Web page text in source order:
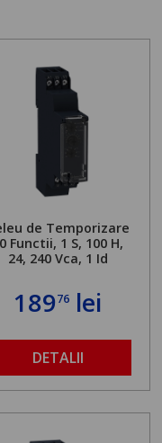
de Temporizare
Functii, 1 S, 100 H,
24, 240 Vca, 1 Id
18976 lei
DETALII